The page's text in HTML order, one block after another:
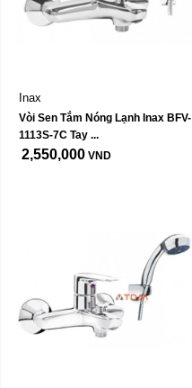
Inax
Vòi Sen Tắm Nóng Lạnh Inax BFV-
1113S-7C Tay ...
2,550,000 VND